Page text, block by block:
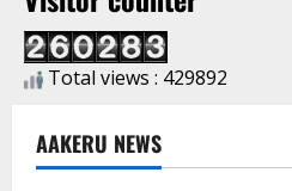
Total views : 429892
AAKERU NEWS